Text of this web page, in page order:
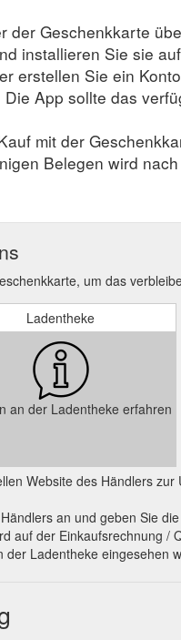
der Geschenkkarte
installieren Sie sie
erstellen Sie ein
App sollte das
mit der
Belegen wird
um das
Ladentheke
an der Ladentheke erfahren
Website des Händlers
an und geben Sie
auf der Einkaufsrechnung /
Ladentheke eingesehen